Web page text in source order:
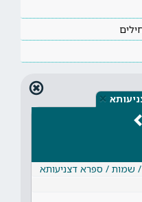
×
/ שמות / ספרא דצניעותא